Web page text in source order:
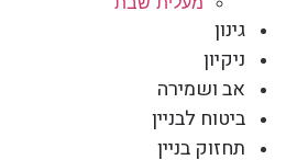
גינון
ניקיון
אב ושמירה
ביטוח לבניין
תחזוק בניין